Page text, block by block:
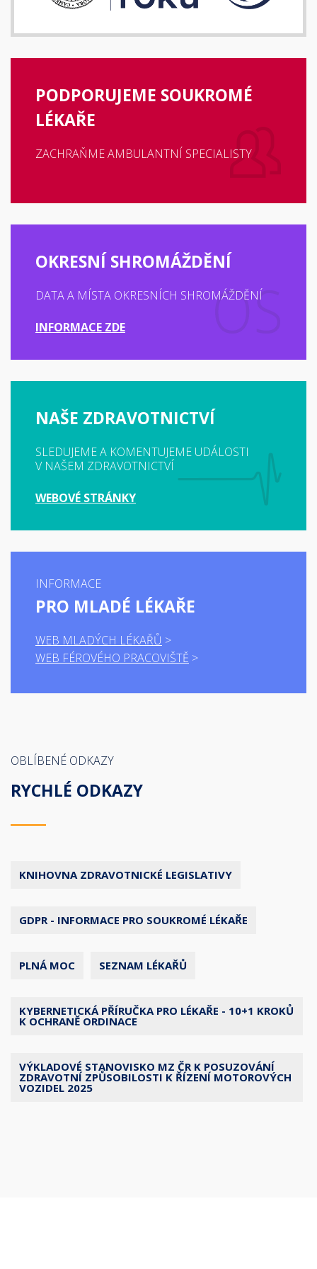
PODPORUJEME SOUKROMÉ
LÉKAŘE
ZACHRAŇME AMBULANTNÍ SPECIALISTY
OKRESNÍ SHROMÁŽDĚNÍ
DATA A MÍSTA OKRESNÍCH SHROMÁŽDĚNÍ
INFORMACE ZDE
NAŠE ZDRAVOTNICTVÍ
SLEDUJEME A KOMENTUJEME UDÁLOSTI
V NAŠEM ZDRAVOTNICTVÍ
WEBOVÉ STRÁNKY
INFORMACE
PRO MLADÉ LÉKAŘE
WEB MLADÝCH LÉKAŘŮ
WEB FÉROVÉHO PRACOVIŠTĚ
OBLÍBENÉ ODKAZY
RYCHLÉ ODKAZY
KNIHOVNA ZDRAVOTNICKÉ LEGISLATIVY
GDPR - INFORMACE PRO SOUKROMÉ LÉKAŘE
PLNÁ MOC SEZNAM LÉKAŘŮ
KYBERNETICKÁ PŘÍRUČKA PRO LÉKAŘE - 10+1 KROKŮ
K OCHRANĚ ORDINACE
VÝKLADOVÉ STANOVISKO MZ ČR K POSUZOVÁNÍ
ZDRAVOTNÍ ZPŮSOBILOSTI K ŘÍZENÍ MOTOROVÝCH
VOZIDEL 2025